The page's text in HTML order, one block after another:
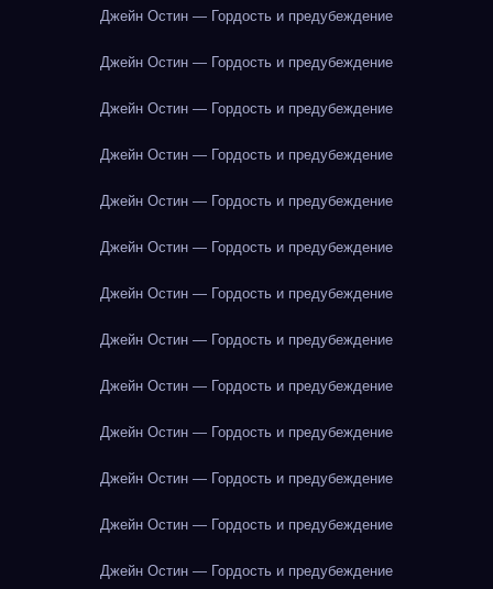
Джейн Остин — Гордость и предубеждение
Джейн Остин — Гордость и предубеждение
Джейн Остин — Гордость и предубеждение
Джейн Остин — Гордость и предубеждение
Джейн Остин — Гордость и предубеждение
Джейн Остин — Гордость и предубеждение
Джейн Остин — Гордость и предубеждение
Джейн Остин — Гордость и предубеждение
Джейн Остин — Гордость и предубеждение
Джейн Остин — Гордость и предубеждение
Джейн Остин — Гордость и предубеждение
Джейн Остин — Гордость и предубеждение
Джейн Остин — Гордость и предубеждение